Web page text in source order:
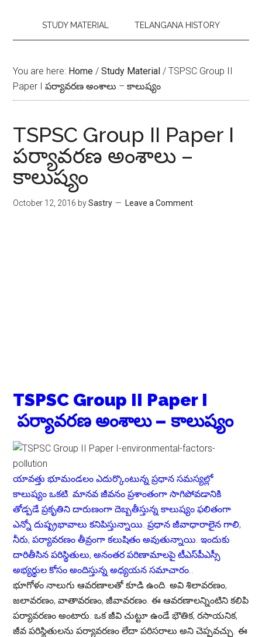
STUDY MATERIAL TELANGANA HISTORY
You are here: Home / Study Material / TSPSC Group II
Paper I పర్యావరణ అంశాలు – కాలుష్యం
TSPSC Group II Paper I
పర్యావరణ అంశాలు –
కాలుష్యం
October 12, 2016 bySastry Leave a Comment
TSPSC Group II Paper I
పర్యావరణ అంశాలు – కాలుష్యం
యావత్తు భూమండలం ఎదుర్కొంటున్న ప్రధాన సమస్యల్లో
కాలుష్యం ఒకటి. మానవ జీవనం ప్రశాంతంగా సాగిపోవడానికి
తోడ్పడే ప్రకృతిని దారుణంగా దెబ్బతీస్తున్న కాలుష్యం ఫలితంగా
ఎన్నో దుష్ప్రభావాలు కనిపిస్తున్నాయి. ప్రధాన జీవాధారాలైన గాలి,
నీరు, పర్యావరణం తీవ్రంగా కలుషితం అవుతున్నాయి. ఇందుకు
దారితీసిన పరిస్థితులు, అనంతర పరిణామాలపై టీఎస్‌పీఎస్సీ
అభ్యర్థుల కోసం అందిస్తున్న అధ్యయన సమాచారం..
భూగోళం నాలుగు ఆవరణాలతో కూడి ఉంది. అవి శిలావరణం,
జలావరణం, వాతావరణం, జీవావరణం. ఈ ఆవరణాలన్నింటిని కలిపి
పర్యావరణం అంటారు. ఒక జీవి చుట్టూ ఉండే భౌతిక, రసాయనిక,
జీవ పరిస్థితులను పర్యావరణం లేదా పరిసరాలు అని చెప్పవచ్చు. ఈ